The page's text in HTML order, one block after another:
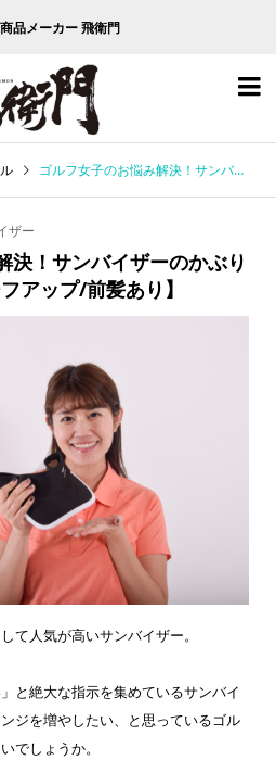
品メーカー 飛衛門

ゴルフ女子のお悩み解決！サンバイザーのかぶり方【ロングヘア/ハーフアップ/前髪あり】
ザー
決！サンバイザーのかぶり
アップ/前髪あり】
て人気が高いサンバイザー。
と絶大な指示を集めているサンバイ
ジを増やしたい、と思っているゴル
でしょうか。